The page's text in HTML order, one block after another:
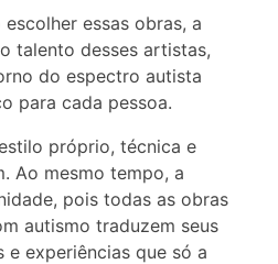
essas obras, a
talento desses artistas,
do espectro autista
para cada pessoa.
próprio, técnica e
Ao mesmo tempo, a
pois todas as obras
autismo traduzem seus
e experiências que só a